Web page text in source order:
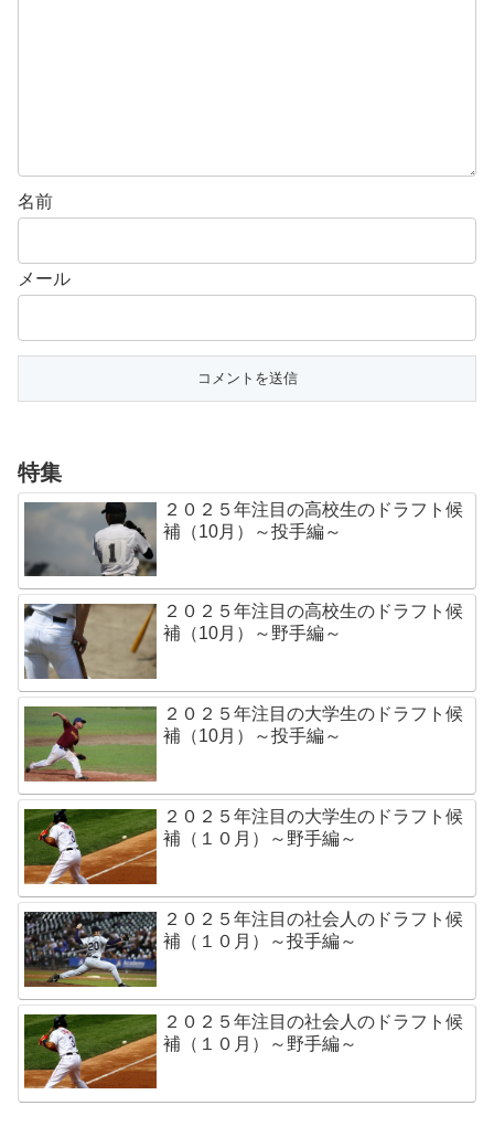
名前
メール
特集
２０２５年注目の高校生のドラフト候
補（10月）～投手編～
２０２５年注目の高校生のドラフト候
補（10月）～野手編～
２０２５年注目の大学生のドラフト候
補（10月）～投手編～
２０２５年注目の大学生のドラフト候
補（１０月）～野手編～
２０２５年注目の社会人のドラフト候
補（１０月）～投手編～
２０２５年注目の社会人のドラフト候
補（１０月）～野手編～